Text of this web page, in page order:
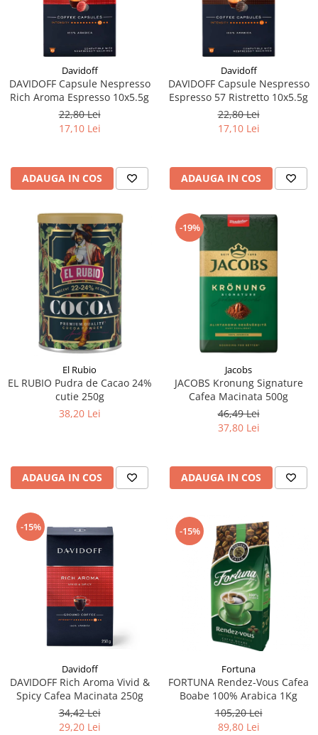
Davidoff
DAVIDOFF Capsule Nespresso
Rich Aroma Espresso 10x5.5g
22,80 Lei
17,10 Lei
ADAUGA IN COS
Davidoff
DAVIDOFF Capsule Nespresso
Espresso 57 Ristretto 10x5.5g
22,80 Lei
17,10 Lei
ADAUGA IN COS
El Rubio
EL RUBIO Pudra de Cacao 24%
cutie 250g
38,20 Lei
ADAUGA IN COS
-19%
Jacobs
JACOBS Kronung Signature
Cafea Macinata 500g
46,49 Lei
37,80 Lei
ADAUGA IN COS
-15%
Davidoff
DAVIDOFF Rich Aroma Vivid &
Spicy Cafea Macinata 250g
34,42 Lei
29,20 Lei
-15%
Fortuna
FORTUNA Rendez-Vous Cafea
Boabe 100% Arabica 1Kg
105,20 Lei
89,80 Lei